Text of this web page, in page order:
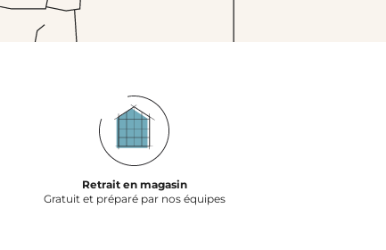
Retrait en magasin
Gratuit et préparé par nos équipes